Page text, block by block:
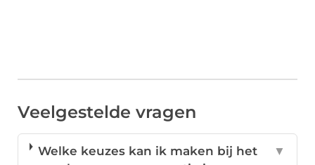
Veelgestelde vragen
Welke keuzes kan ik maken bij het
▼